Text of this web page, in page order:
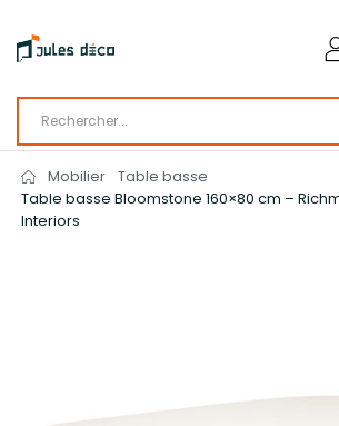
Mobilier Table basse
Table basse Bloomstone 160×80 cm –
Interiors